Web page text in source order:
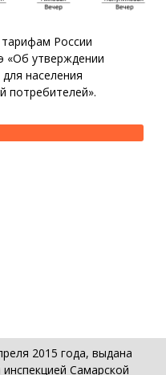
России
«Об утверждении
населения
потребителей».
2015 года, выдана
Самарской